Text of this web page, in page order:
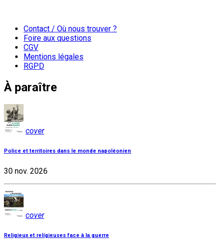
Contact / Où nous trouver ?
Foire aux questions
CGV
Mentions légales
RGPD
À paraître
cover
Police et territoires dans le monde napoléonien
30 nov. 2026
cover
Religieux et religieuses face à la guerre